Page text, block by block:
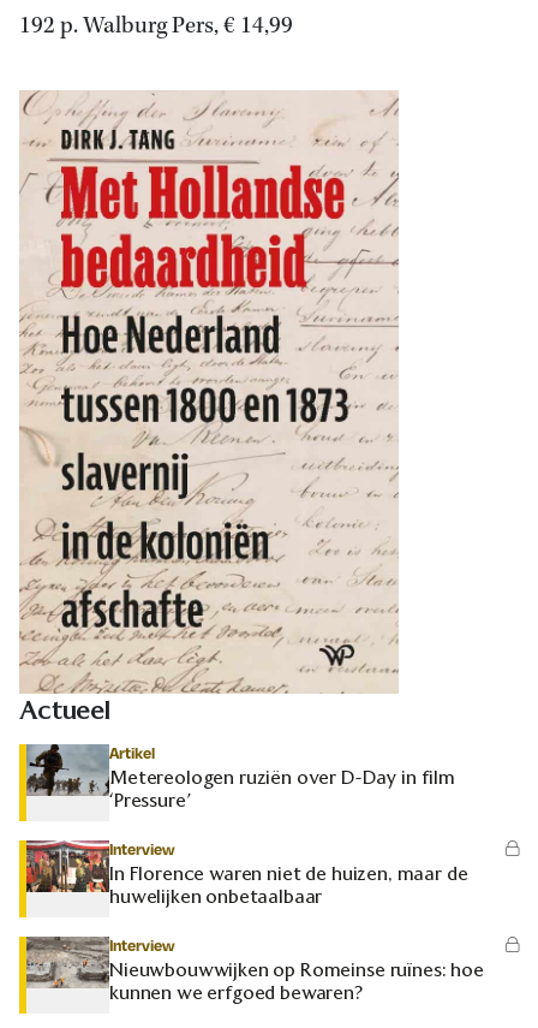
192 p. Walburg Pers, € 14,99
Actueel
Artikel
Metereologen ruziën over D-Day in film
‘Pressure’
Interview
In Florence waren niet de huizen, maar de
huwelijken onbetaalbaar
Interview
Nieuwbouwwijken op Romeinse ruïnes: hoe
kunnen we erfgoed bewaren?